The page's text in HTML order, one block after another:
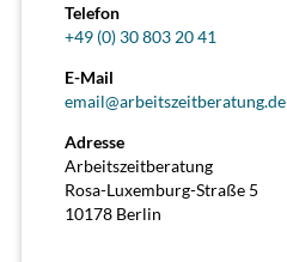
Telefon
+49 (0) 30 803 20 41
E-Mail
email@arbeitszeitberatung.de
Adresse
Arbeitszeitberatung
Rosa-Luxemburg-Straße 5
10178 Berlin